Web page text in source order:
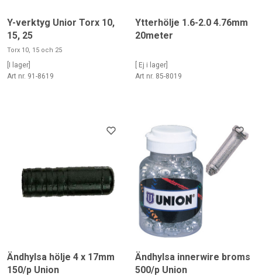
Y-verktyg Unior Torx 10,
15, 25
Torx 10, 15 och 25
[I lager]
Art nr. 91-8619
Ytterhölje 1.6-2.0 4.76mm
20meter
[ Ej i lager]
Art nr. 85-8019
Ändhylsa hölje 4 x 17mm
150/p Union
Ändhylsa innerwire broms
500/p Union